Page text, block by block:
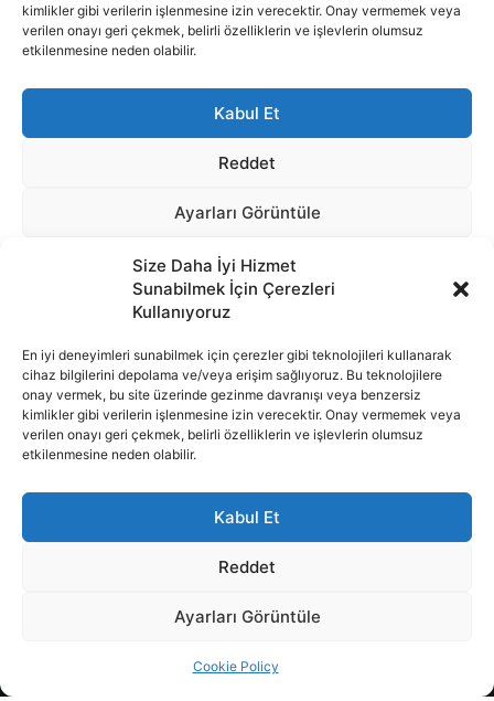
Size Daha İyi Hizmet
Sunabilmek İçin Çerezleri
Kullanıyoruz
En iyi deneyimleri sunabilmek için çerezler gibi teknolojileri kullanarak
cihaz bilgilerini depolama ve/veya erişim sağlıyoruz. Bu teknolojilere
onay vermek, bu site üzerinde gezinme davranışı veya benzersiz
kimlikler gibi verilerin işlenmesine izin verecektir. Onay vermemek veya
verilen onayı geri çekmek, belirli özelliklerin ve işlevlerin olumsuz
etkilenmesine neden olabilir.
Kabul Et
Reddet
Ayarları Görüntüle
Cookie Policy
İnternet portalımızda yer alan tüm haber metini, resim ve benzeri
içeriğin hakları Sigortamedya Yayıncılık A.Ş.'ye aittir. Hiçbir şekilde
basılı ya da elektronik bir ortamda, kaynak gösterilse bile izin
e-Mail Adresimiz:info@sigortamedia.com
© 2015 - 2025 Sigortamedya Yayın Grubu | Sigortamedya